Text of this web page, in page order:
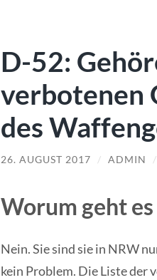
D-52:
verbotenen
des
26. AUGUST 2017 / ADMIN /
Worum geht es
Nein. Sie sind sie in NRW
kein Problem. Die Liste der